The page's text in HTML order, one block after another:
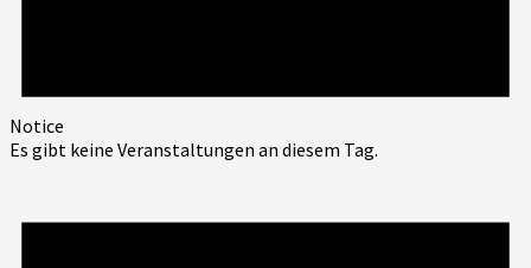
Notice
Es gibt keine Veranstaltungen an diesem Tag.